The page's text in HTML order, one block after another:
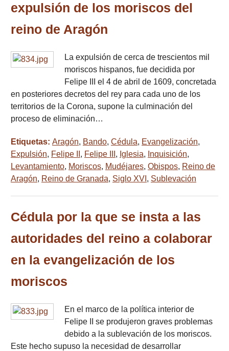
expulsión de los moriscos del
reino de Aragón
La expulsión de cerca de trescientos mil
moriscos hispanos, fue decidida por
Felipe III el 4 de abril de 1609, concretada
en posteriores decretos del rey para cada uno de los
territorios de la Corona, supone la culminación del
proceso de eliminación…
Etiquetas: Aragón, Bando, Cédula, Evangelización,
Expulsión, Felipe II , Felipe III , Iglesia, Inquisición,
Levantamiento, Moriscos, Mudéjares, Obispos, Reino de
Aragón, Reino de Granada, Siglo XVI , Sublevación
Cédula por la que se insta a las
autoridades del reino a colaborar
en la evangelización de los
moriscos
En el marco de la política interior de
Felipe II se produjeron graves problemas
debido a la sublevación de los moriscos.
Este hecho supuso la necesidad de desarrollar